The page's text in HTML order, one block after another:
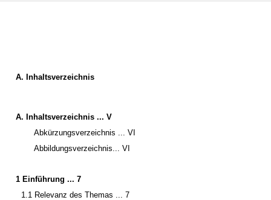
A. Inhaltsverzeichnis
A. Inhaltsverzeichnis ... V
Abkürzungsverzeichnis ... VI
Abbildungsverzeichnis... VI
1 Einführung ... 7
1.1 Relevanz des Themas ... 7